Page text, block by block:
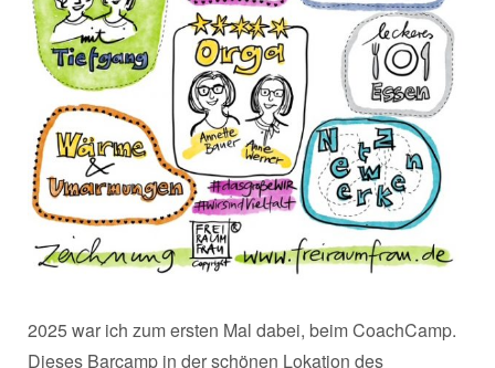
2025 war ich zum ersten Mal dabei, beim CoachCamp.
Dieses Barcamp in der schönen Lokation des